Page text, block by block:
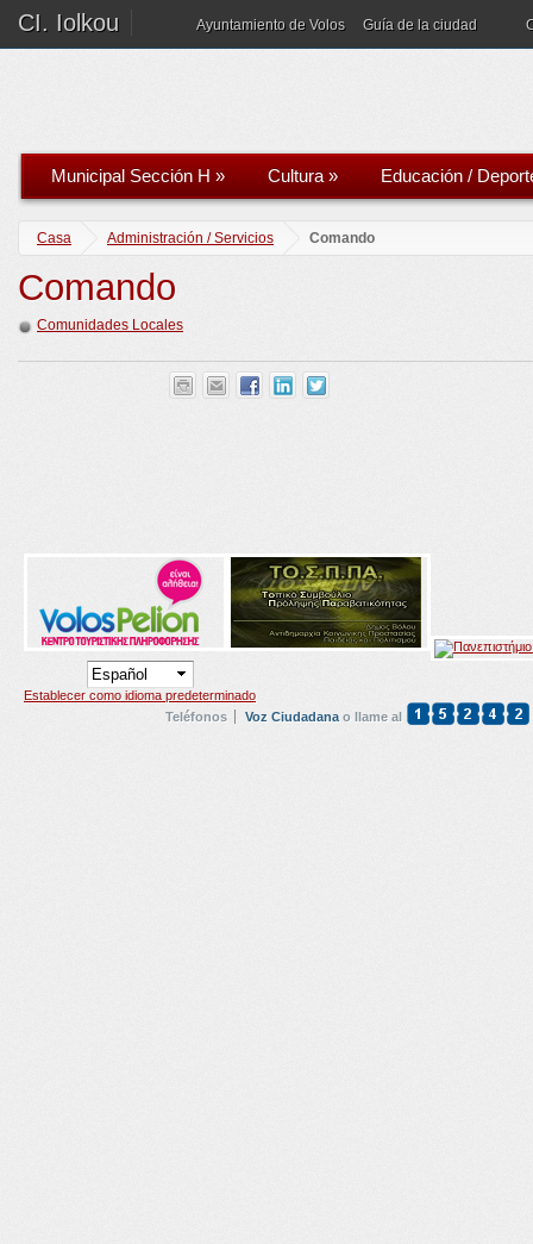
CI. Iolkou Ayuntamiento de Volos Guía de la ciudad
Municipal Sección H » Cultura» Educación /
Casa Administración / Servicios Comando
Comando
Comunidades Locales
Establecer como idioma predeterminado
Teléfonos
Voz Ciudadana o llame al